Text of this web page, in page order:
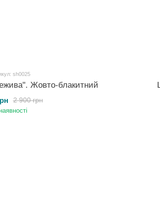
sh0025
Жовто-блакитний
2 900 грн